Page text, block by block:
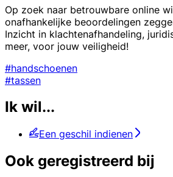
Op zoek naar betrouwbare online
onafhankelijke beoordelingen
Inzicht in klachtenafhandeling,
meer, voor jouw veiligheid!
#handschoenen
#tassen
Ik wil...
Een geschil indienen
Ook geregistreerd bij